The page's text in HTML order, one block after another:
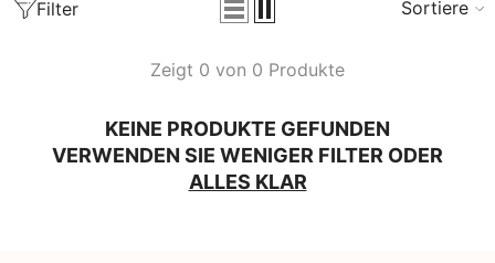
Filter Sortieren
Zeigt 0 von 0 Produkte
KEINE PRODUKTE GEFUNDEN
VERWENDEN SIE WENIGER FILTER ODER
ALLES KLAR